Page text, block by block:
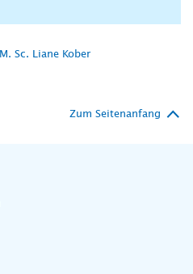
M. Sc. Liane Kober
Zum Seitenanfang